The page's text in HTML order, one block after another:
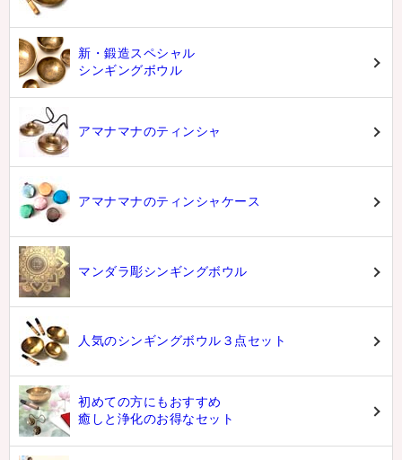
新・鍛造スペシャル
シンギングボウル
アマナマナのティンシャ
アマナマナのティンシャケース
マンダラ彫シンギングボウル
人気のシンギングボウル３点セット
初めての方にもおすすめ
癒しと浄化のお得なセット